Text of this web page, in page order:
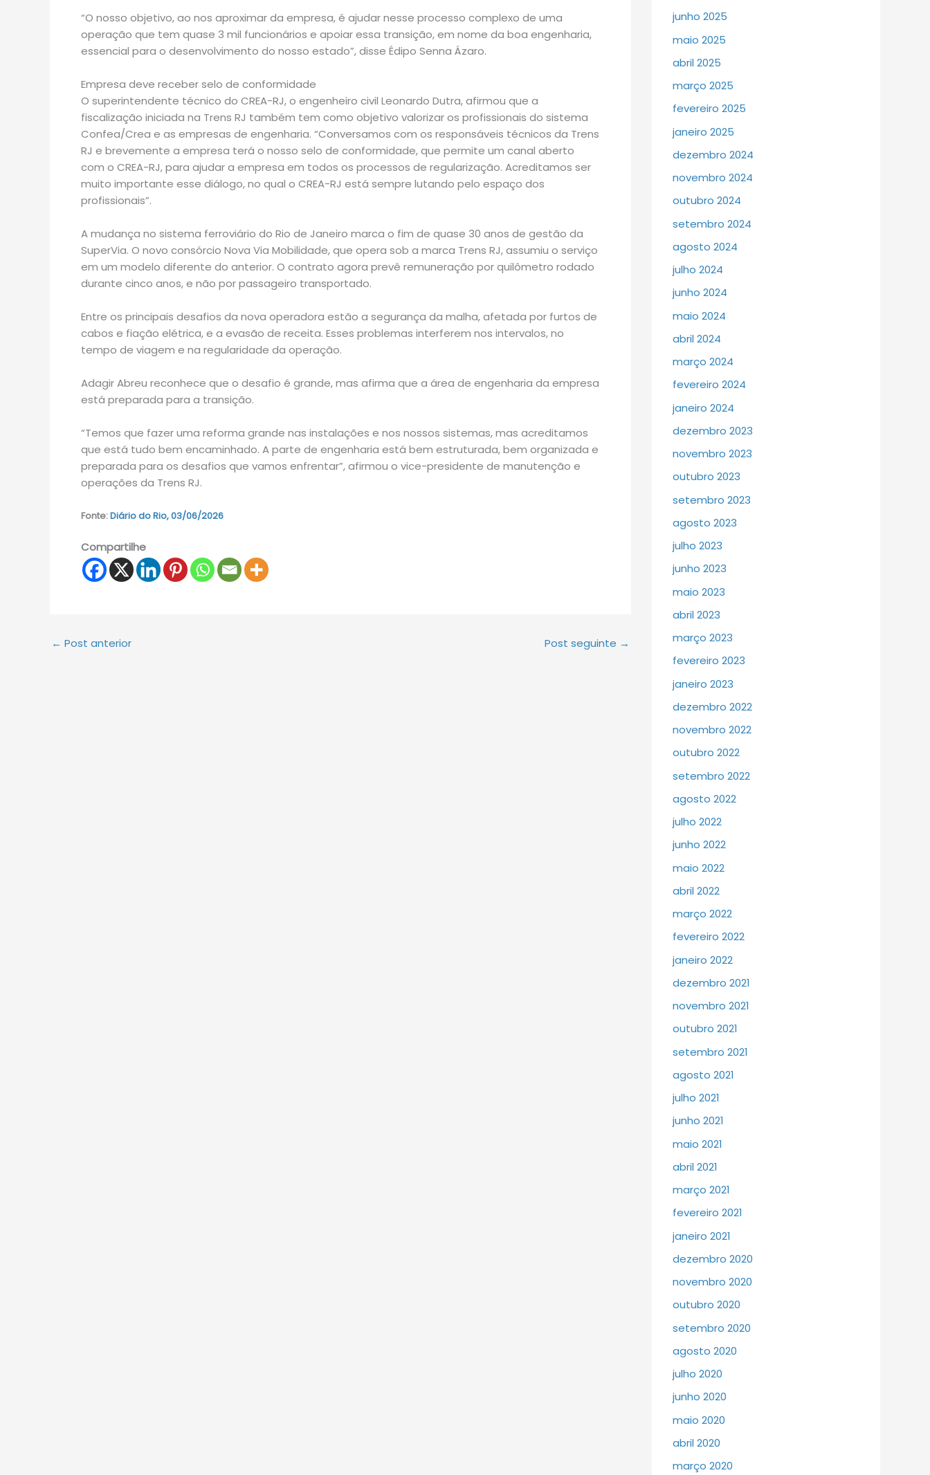
“O nosso objetivo, ao nos aproximar da empresa, é ajudar nesse processo complexo de uma
operação que tem quase 3 mil funcionários e apoiar essa transição, em nome da boa engenharia,
essencial para o desenvolvimento do nosso estado”, disse Édipo Senna Ázaro.
Empresa deve receber selo de conformidade
O superintendente técnico do CREA-RJ, o engenheiro civil Leonardo Dutra, afirmou que a
fiscalização iniciada na Trens RJ também tem como objetivo valorizar os profissionais do sistema
Confea/Crea e as empresas de engenharia. “Conversamos com os responsáveis técnicos da Trens
RJ e brevemente a empresa terá o nosso selo de conformidade, que permite um canal aberto
com o CREA-RJ, para ajudar a empresa em todos os processos de regularização. Acreditamos ser
muito importante esse diálogo, no qual o CREA-RJ está sempre lutando pelo espaço dos
profissionais”.
A mudança no sistema ferroviário do Rio de Janeiro marca o fim de quase 30 anos de gestão da
SuperVia. O novo consórcio Nova Via Mobilidade, que opera sob a marca Trens RJ, assumiu o serviço
em um modelo diferente do anterior. O contrato agora prevê remuneração por quilômetro rodado
durante cinco anos, e não por passageiro transportado.
Entre os principais desafios da nova operadora estão a segurança da malha, afetada por furtos de
cabos e fiação elétrica, e a evasão de receita. Esses problemas interferem nos intervalos, no
tempo de viagem e na regularidade da operação.
Adagir Abreu reconhece que o desafio é grande, mas afirma que a área de engenharia da empresa
está preparada para a transição.
“Temos que fazer uma reforma grande nas instalações e nos nossos sistemas, mas acreditamos
que está tudo bem encaminhado. A parte de engenharia está bem estruturada, bem organizada e
preparada para os desafios que vamos enfrentar”, afirmou o vice-presidente de manutenção e
operações da Trens RJ.
Fonte:Diário do Rio, 03/06/2026
Compartilhe
← Post anterior Post seguinte →
junho 2025
maio 2025
abril 2025
março 2025
fevereiro 2025
janeiro 2025
dezembro 2024
novembro 2024
outubro 2024
setembro 2024
agosto 2024
julho 2024
junho 2024
maio 2024
abril 2024
março 2024
fevereiro 2024
janeiro 2024
dezembro 2023
novembro 2023
outubro 2023
setembro 2023
agosto 2023
julho 2023
junho 2023
maio 2023
abril 2023
março 2023
fevereiro 2023
janeiro 2023
dezembro 2022
novembro 2022
outubro 2022
setembro 2022
agosto 2022
julho 2022
junho 2022
maio 2022
abril 2022
março 2022
fevereiro 2022
janeiro 2022
dezembro 2021
novembro 2021
outubro 2021
setembro 2021
agosto 2021
julho 2021
junho 2021
maio 2021
abril 2021
março 2021
fevereiro 2021
janeiro 2021
dezembro 2020
novembro 2020
outubro 2020
setembro 2020
agosto 2020
julho 2020
junho 2020
maio 2020
abril 2020
março 2020